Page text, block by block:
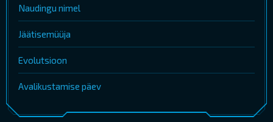
Naudingu nimel
Jäätisemüüja
Evolutsioon
Avalikustamise päev